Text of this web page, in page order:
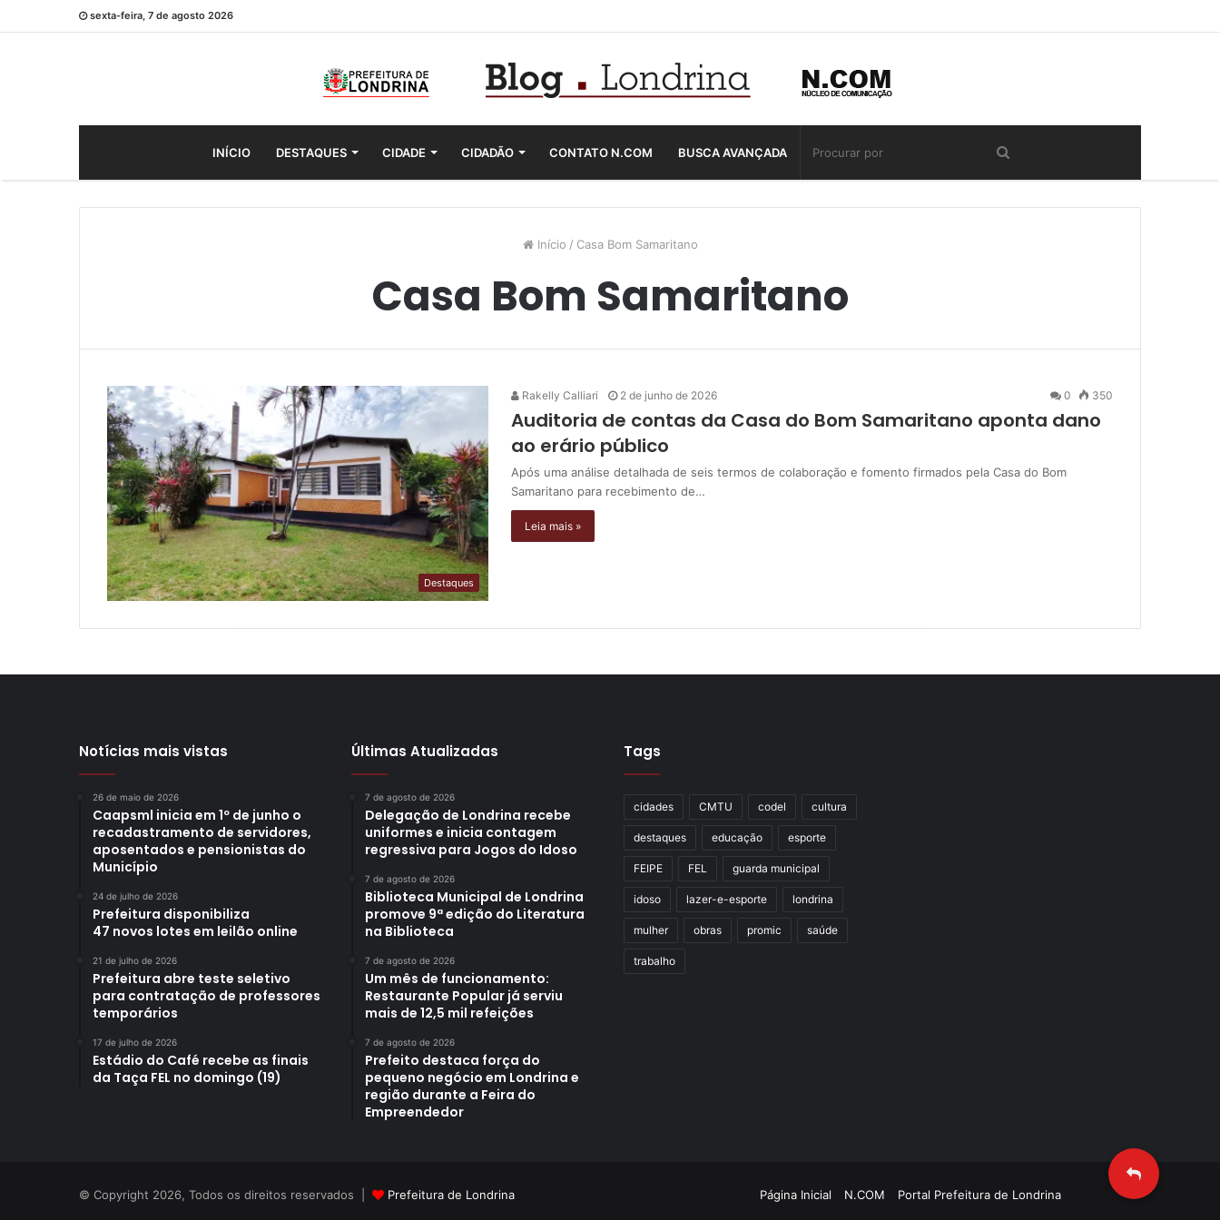
sexta-feira, 7 de agosto 2026
INÍCIO DESTAQUES CIDADE CIDADÃO CONTATO N.COM BUSCA AVANÇADA
Início / Casa Bom Samaritano
Casa Bom Samaritano
Destaques
Rakelly Calliari 2 de junho de 2026 0 350
Auditoria de contas da Casa do Bom Samaritano aponta dano
ao erário público
Após uma análise detalhada de seis termos de colaboração e fomento firmados pela Casa do Bom
Samaritano para recebimento de…
Leia mais »
Notícias mais vistas
26 de maio de 2026
Caapsml inicia em 1º de junho o
recadastramento de servidores,
aposentados e pensionistas do
Município
24 de julho de 2026
Prefeitura disponibiliza
47 novos lotes em leilão online
21 de julho de 2026
Prefeitura abre teste seletivo
para contratação de professores
temporários
17 de julho de 2026
Estádio do Café recebe as finais
da Taça FEL no domingo (19)
Últimas Atualizadas
7 de agosto de 2026
Delegação de Londrina recebe
uniformes e inicia contagem
regressiva para Jogos do Idoso
7 de agosto de 2026
Biblioteca Municipal de Londrina
promove 9ª edição do Literatura
na Biblioteca
7 de agosto de 2026
Um mês de funcionamento:
Restaurante Popular já serviu
mais de 12,5 mil refeições
7 de agosto de 2026
Prefeito destaca força do
pequeno negócio em Londrina e
região durante a Feira do
Empreendedor
Tags
cidades CMTU codel cultura
destaques educação esporte
FEIPE FEL guarda municipal
idoso lazer-e-esporte londrina
mulher obras promic saúde
trabalho
© Copyright 2026, Todos os direitos reservados | Prefeitura de Londrina Criação de Sites TTG Sistemas
Página Inicial N.COM Portal Prefeitura de Londrina